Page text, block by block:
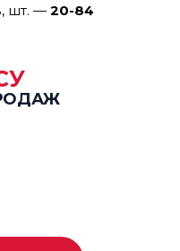
шт.—20-84